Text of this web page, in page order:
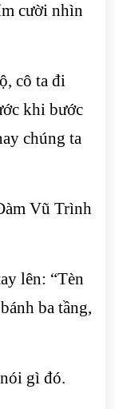
cười nhìn
cô ta đi
khi bước
chúng ta
Vũ Trình
lên: “Tèn
ba tầng,
gì đó.